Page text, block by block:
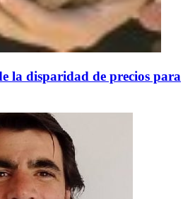
la disparidad de precios para